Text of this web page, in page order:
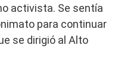
activista. Se sentía
para continuar
se dirigió al Alto